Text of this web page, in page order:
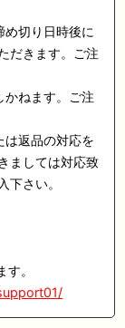
切り日時後に
だきます。ご注
かねます。ご注
は返品の対応を
ましては対応致
下さい。
。